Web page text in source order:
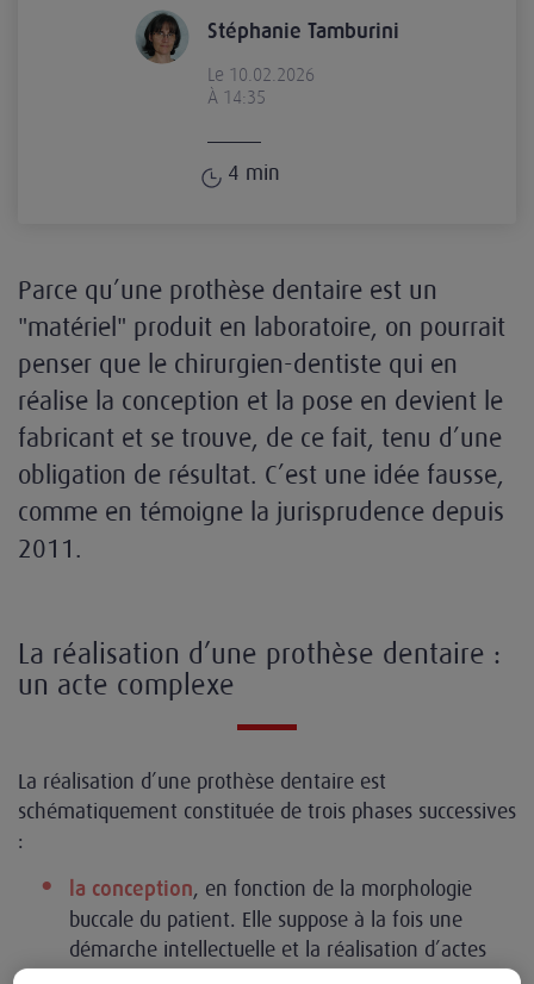
Stéphanie Tamburini
Le 10.02.2026
À 14:35
4 min
Parce qu’une prothèse dentaire est un
"matériel" produit en laboratoire, on pourrait
penser que le chirurgien-dentiste qui en
réalise la conception et la pose en devient le
fabricant et se trouve, de ce fait, tenu d’une
obligation de résultat. C’est une idée fausse,
comme en témoigne la jurisprudence depuis
2011.
La réalisation d’une prothèse dentaire :
un acte complexe
La réalisation d’une prothèse dentaire est
schématiquement constituée de trois phases successives
:
la conception, en fonction de la morphologie
buccale du patient. Elle suppose à la fois une
démarche intellectuelle et la réalisation d’actes